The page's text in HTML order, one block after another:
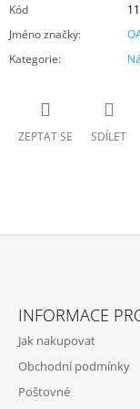
Kód
Jméno značky:
Kategorie:
ZEPTAT SE SDÍLET
INFORMACE
Jak nakupovat
Obchodní podmínky
Poštovné